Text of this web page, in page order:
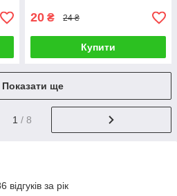
20 ₴ 24 ₴
Купити
Показати ще
1 / 8
за рік